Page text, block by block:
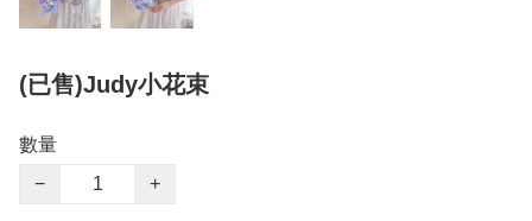
(已售)Judy小花束
數量
−
+